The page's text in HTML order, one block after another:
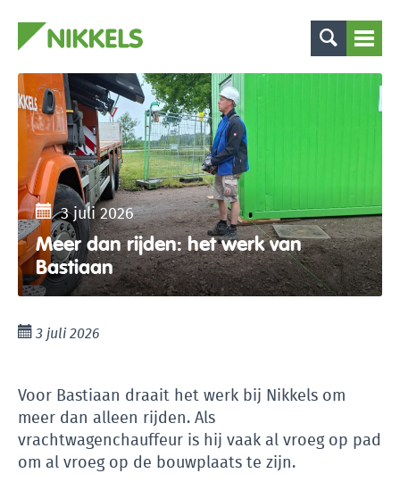
3 juli 2026
Meer dan rijden: het werk van
Bastiaan
3 juli 2026
Voor Bastiaan draait het werk bij Nikkels om
meer dan alleen rijden. Als
vrachtwagenchauffeur is hij vaak al vroeg op pad
om al vroeg op de bouwplaats te zijn.